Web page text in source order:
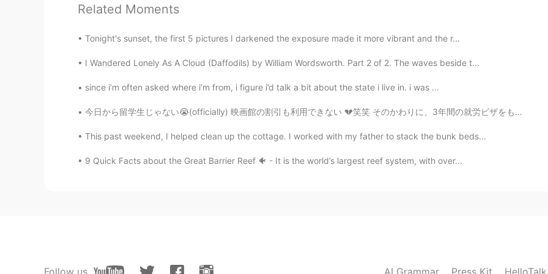
本当に楽しかったです。
飲み物はめちゃ
美味しかったです。
とても 美味しかったです。
そして、寒い天気の時何を飲むのが好きですか？
また、寒い時は何を飲むのが好きですか？
Mei 2019.11.17 07:54
Related Moments
Tonight's sunset, the first 5 pictures I darkened the exposure made it more vibrant and the r...
I Wandered Lonely As A Cloud (Daffodils) by William Wordsworth. Part 2 of 2. The waves beside t...
since i’m often asked where i’m from, i figure i’d talk a bit about the state i live in. i was ...
今日から留学生じゃない😭(officially) 映画館の割引も利用できない 💔笑笑 そのかわりに、3年間の就労ビザをもらった😎 日本に残る🇯🇵 ポケモンの新しい映画見られる 🤣 やった🤩
This past weekend, I helped clean up the cottage. I worked with my father to stack the bunk beds...
9 Quick Facts about the Great Barrier Reef 🐠 - It is the world’s largest reef system, with over...
Follow us AI Grammar Press Kit